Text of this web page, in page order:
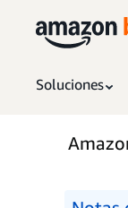
Soluciones